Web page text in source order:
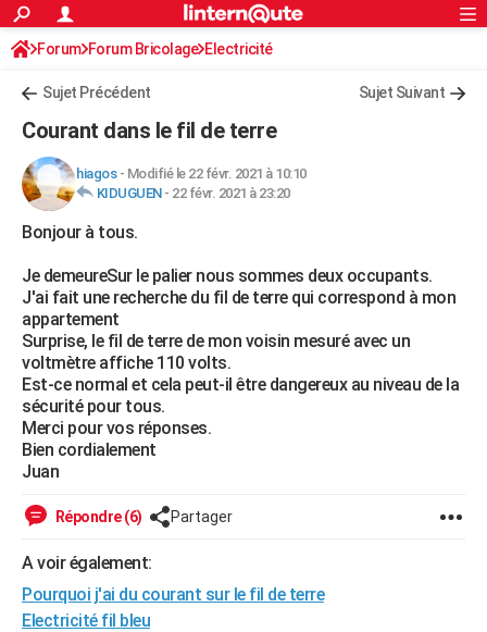
ACTUALITÉS
Politique
Société
Faits Divers
Education
Monde
Villes
+
FINANCE
Retraite
Impôts
Epargne
Immobilier
Risques naturels par ville
Banque
Assurance
Crédit
AUTO
Essais
Réserver un essai
Citadines
Berlines
SUV
Forum auto
+HIGH-TECH
Mobiles
Meilleur smartphone
Internet
Ordinateurs
Jeux vidéo
Guide high-tech
+BRICOLAGE
Forum
Aménagement intérieur
Extérieur
Cuisine
Salle de bains
Jardinage
Rangement
WEEK-END
Guides de France
Escapades
Patrimoine
Expositions
Musées
Week-end nature
+LIFESTYLE
Art de vivre
Bien-être
Loisirs
ModeModes de vie
SANTE
Alimentation
Guide de la santé
Maladies
Médicaments
Sommeil
VOYAGE
Destinations
City break
Voyage nature
Voyage de noces
Forum
Climat
PHOTO
GUIDES D'ACHAT
BONS PLANS
S'inscrire
Connexion
Forum Forum Bricolage Electricité
Sujet Précédent Sujet Suivant
Courant dans le fil de terre
hiagos- Modifié le 22 févr. 2021 à 10:10
KIDUGUEN- 22 févr. 2021 à 23:20
Bonjour à tous.
Je demeureSur le palier nous sommes deux occupants.
J'ai fait une recherche du fil de terre qui correspond à mon
appartement
Surprise, le fil de terre de mon voisin mesuré avec un
voltmètre affiche 110 volts.
Est-ce normal et cela peut-il être dangereux au niveau de la
sécurité pour tous.
Merci pour vos réponses.
Bien cordialement
Juan
Répondre (6) Partager
A voir également:
Pourquoi j'ai du courant sur le fil de terre
Electricité fil bleu